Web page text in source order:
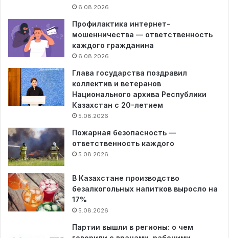
6.08.2026
Профилактика интернет-
мошенничества — ответственность
каждого гражданина
6.08.2026
Глава государства поздравил
коллектив и ветеранов
Национального архива Республики
Казахстан с 20-летием
5.08.2026
Пожарная безопасность —
ответственность каждого
5.08.2026
В Казахстане производство
безалкогольных напитков выросло на
17%
5.08.2026
Партии вышли в регионы: о чем